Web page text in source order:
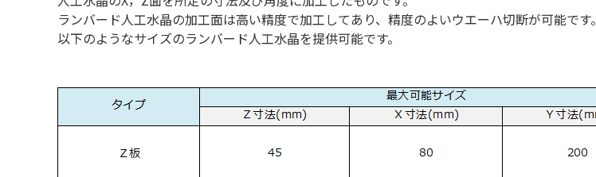
ランバード人工水晶の加工面は高い精度で加工してあり、精度のよいウエーハ切断が可能です。
以下のようなサイズのランバード人工水晶を提供可能です。